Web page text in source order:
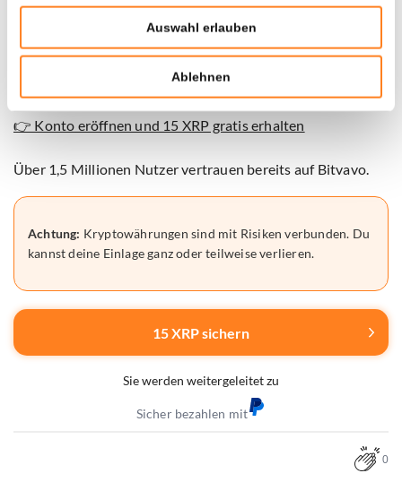
Auswahl erlauben
Ablehnen
Eröffne ein Konto und zahle mindestens 30€ ein, um den
👉 Konto eröffnen und 15 XRP gratis erhalten
Über 1,5 Millionen Nutzer vertrauen bereits auf Bitvavo.
Achtung: Kryptowährungen sind mit Risiken verbunden. Du
kannst deine Einlage ganz oder teilweise verlieren.
15 XRP sichern
Sie werden weitergeleitet zu
Sicher bezahlen mit
0